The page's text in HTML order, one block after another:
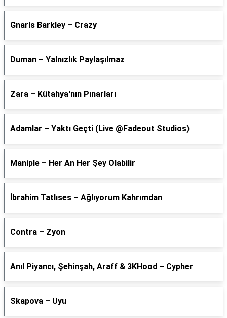
Gnarls Barkley – Crazy
Duman – Yalnızlık Paylaşılmaz
Zara – Kütahya'nın Pınarları
Adamlar – Yaktı Geçti (Live @Fadeout Studios)
Maniple – Her An Her Şey Olabilir
İbrahim Tatlıses – Ağlıyorum Kahrımdan
Contra – Zyon
Anıl Piyancı, Şehinşah, Araff & 3KHood – Cypher
Skapova – Uyu